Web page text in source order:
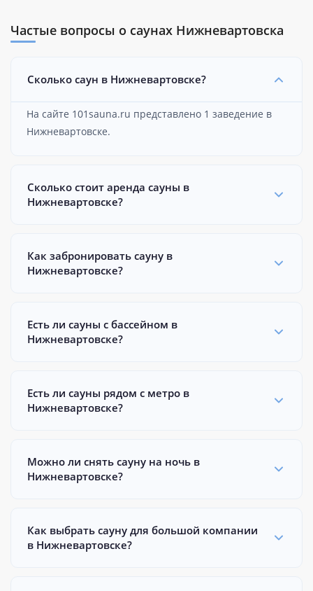
Частые вопросы о саунах Нижневартовска
Сколько саун в Нижневартовске?
На сайте 101sauna.ru представлено 1 заведение в
Нижневартовске.
Сколько стоит аренда сауны в
Нижневартовске?
Как забронировать сауну в
Нижневартовске?
Есть ли сауны с бассейном в
Нижневартовске?
Есть ли сауны рядом с метро в
Нижневартовске?
Можно ли снять сауну на ночь в
Нижневартовске?
Как выбрать сауну для большой компании
в Нижневартовске?